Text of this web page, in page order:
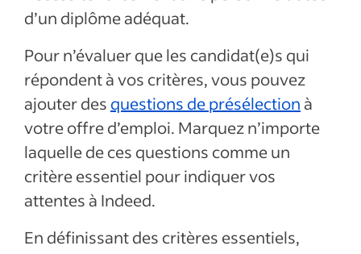
d’un diplôme adéquat.
Pour n’évaluer que les candidat(e)s qui
répondent à vos critères, vous pouvez
ajouter des questions de présélection à
votre offre d’emploi. Marquez n’importe
laquelle de ces questions comme un
critère essentiel pour indiquer vos
attentes à Indeed.
En définissant des critères essentiels,